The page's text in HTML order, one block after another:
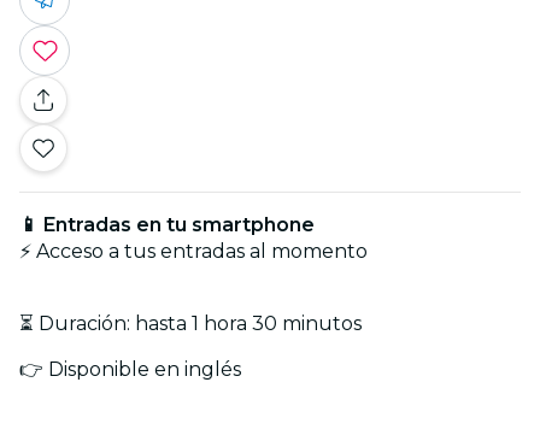
📱 Entradas en tu smartphone
⚡ Acceso a tus entradas al momento
⏳ Duración: hasta 1 hora 30 minutos
👉 Disponible en inglés